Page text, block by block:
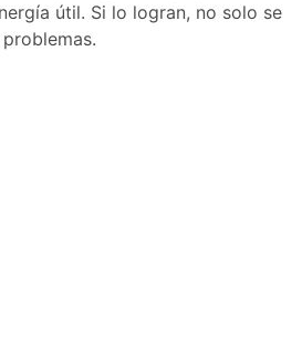
útil. Si lo logran, no solo se